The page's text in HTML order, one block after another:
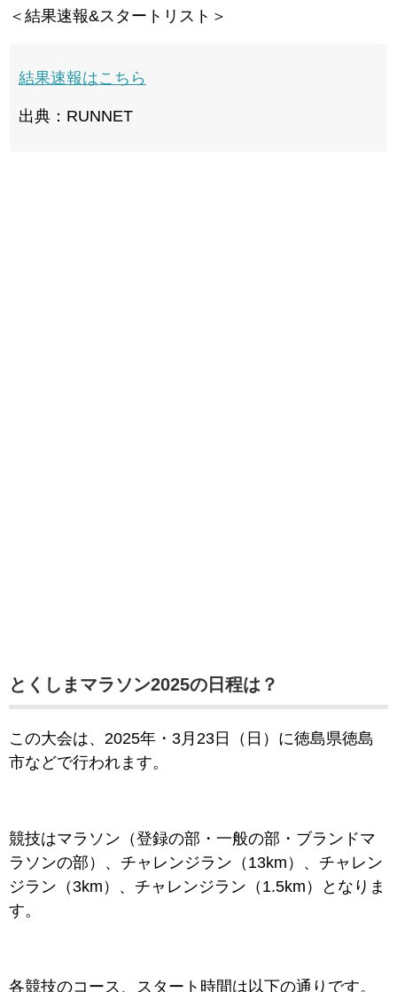
＜結果速報&スタートリスト＞
結果速報はこちら
出典：RUNNET
とくしまマラソン2025の日程は？
この大会は、2025年・3月23日（日 ）に徳島県徳島
市などで行われます。
競技はマラソン（登録の部・一般の部・ブランドマ
ラソンの部）、チャレンジラン（13km）、チャレン
ジラン（3km）、チャレンジラン（1.5km）となりま
す。
各競技のコース、スタート時間は以下の通りです。